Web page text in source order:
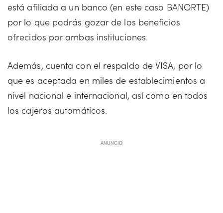
está afiliada a un banco (en este caso BANORTE)
por lo que podrás gozar de los beneficios
ofrecidos por ambas instituciones.
Además, cuenta con el respaldo de VISA, por lo
que es aceptada en miles de establecimientos a
nivel nacional e internacional, así como en todos
los cajeros automáticos.
ANUNCIO